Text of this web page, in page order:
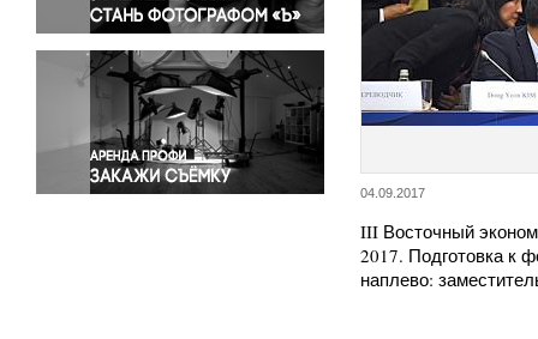
Религия
Светская жизнь
Спорт
Экология
Экономика и бизнес
04.09.2017
III Восточный
2017. Подготовка к
наплево: